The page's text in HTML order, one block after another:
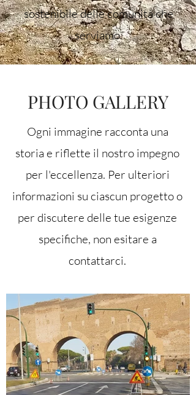
sostenibile delle comunità che
serviamo.
PHOTO GALLERY
Ogni immagine racconta una
storia e riflette il nostro impegno
per l'eccellenza. Per ulteriori
informazioni su ciascun progetto o
per discutere delle tue esigenze
specifiche, non esitare a
contattarci.